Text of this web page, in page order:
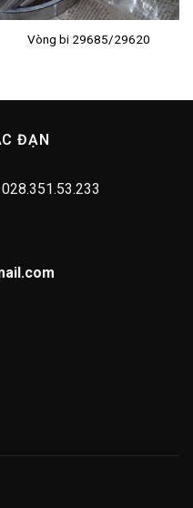
Vòng bi 29685/29620
ĐẠN